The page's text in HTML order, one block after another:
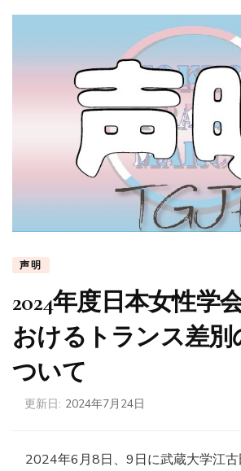
声明
2024年度日本女性学
おけるトランス差別
ついて
更新日: 2024年7月24日
2024年6月8日、9日に武蔵大学江古